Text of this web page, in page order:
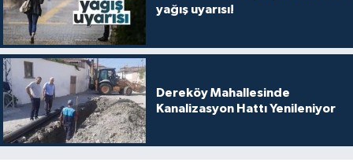
yağış uyarısı!
Dereköy Mahallesinde
Kanalizasyon Hattı Yenileniyor